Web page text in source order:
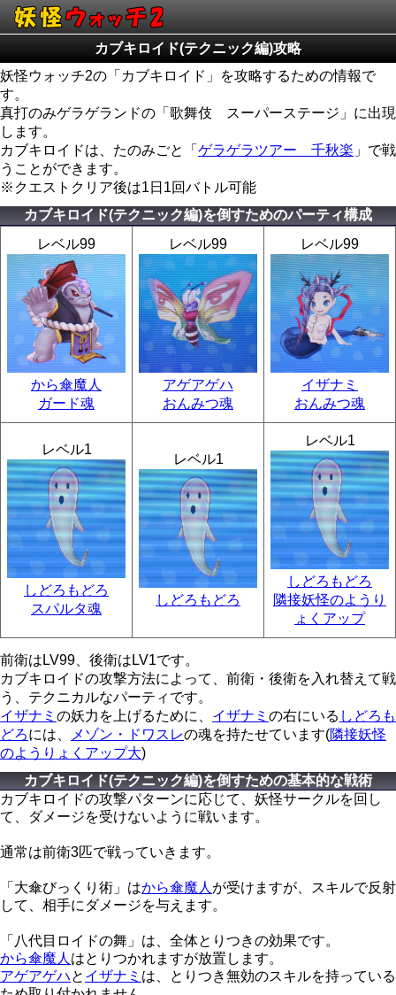
カブキロイド(テクニック編)攻略
妖怪ウォッチ2の「カブキロイド」を攻略するための情報で
す。
真打のみゲラゲランドの「歌舞伎 スーパーステージ」に出現
します。
カブキロイドは、たのみごと「 ゲラゲラツアー 千秋楽 」で戦
うことができます。
※クエストクリア後は1日1回バトル可能
カブキロイド(テクニック編)を倒すためのパーティ構成
レベル99
から傘魔人
ガード魂
レベル99
アゲアゲハ
おんみつ魂
レベル99
イザナミ
おんみつ魂
レベル1
しどろもどろ
スパルタ魂
レベル1
しどろもどろ
レベル1
しどろもどろ
隣接妖怪のようり
ょくアップ
前衛はLV99、後衛はLV1です。
カブキロイドの攻撃方法によって、前衛・後衛を入れ替えて戦
う、テクニカルなパーティです。
イザナミ の妖力を上げるために、 イザナミ の右にいる しどろも
どろには、 メゾン・ドワスレの魂を持たせています(隣接妖怪
のようりょくアップ大)
カブキロイド(テクニック編)を倒すための基本的な戦術
カブキロイドの攻撃パターンに応じて、妖怪サークルを回し
て、ダメージを受けないように戦います。
通常は前衛3匹で戦っていきます。
「大傘びっくり術」はから傘魔人 が受けますが、スキルで反射
して、相手にダメージを与えます。
「八代目ロイドの舞」は、全体とりつきの効果です。
から傘魔人 はとりつかれますが放置します。
アゲアゲハと イザナミ は、とりつき無効のスキルを持っている